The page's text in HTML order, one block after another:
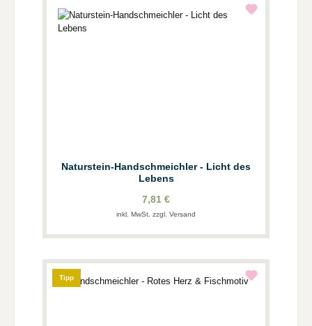
Naturstein-Handschmeichler - Licht des
Lebens
7,81 €
inkl. MwSt. zzgl. Versand
Tipp